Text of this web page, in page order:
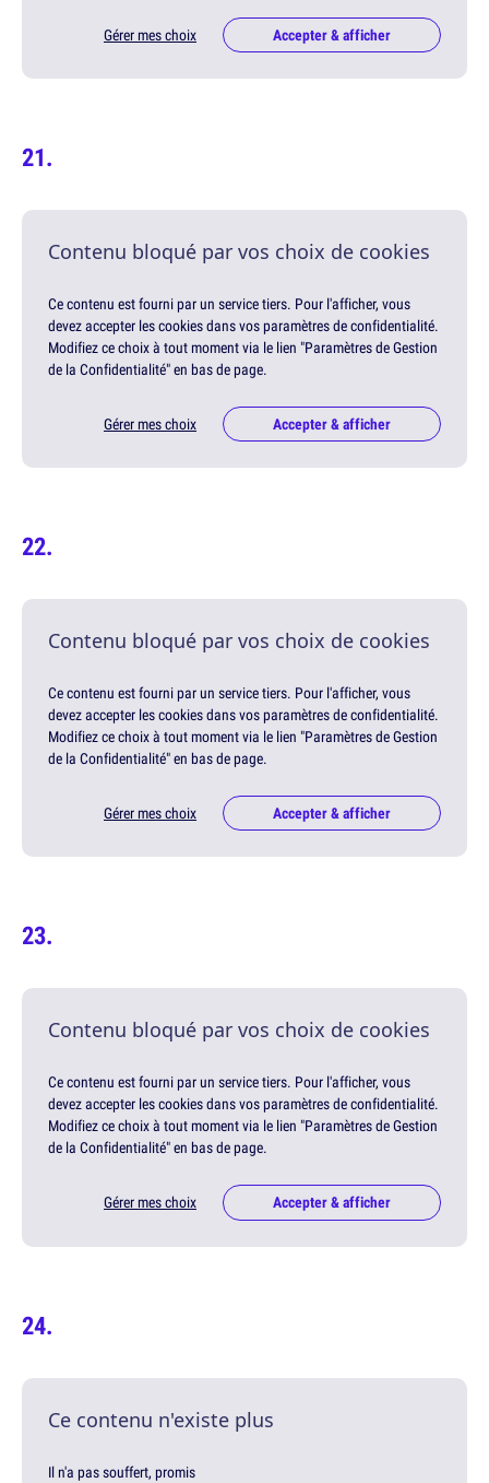
Gérer mes choix Accepter & afficher
Contenu bloqué par vos choix de cookies
Ce contenu est fourni par un service tiers. Pour l'afficher, vous
devez accepter les cookies dans vos paramètres de confidentialité.
Modifiez ce choix à tout moment via le lien "Paramètres de Gestion
de la Confidentialité" en bas de page.
Gérer mes choix Accepter & afficher
Contenu bloqué par vos choix de cookies
Ce contenu est fourni par un service tiers. Pour l'afficher, vous
devez accepter les cookies dans vos paramètres de confidentialité.
Modifiez ce choix à tout moment via le lien "Paramètres de Gestion
de la Confidentialité" en bas de page.
Gérer mes choix Accepter & afficher
Contenu bloqué par vos choix de cookies
Ce contenu est fourni par un service tiers. Pour l'afficher, vous
devez accepter les cookies dans vos paramètres de confidentialité.
Modifiez ce choix à tout moment via le lien "Paramètres de Gestion
de la Confidentialité" en bas de page.
Gérer mes choix Accepter & afficher
Ce contenu n'existe plus
Il n'a pas souffert, promis